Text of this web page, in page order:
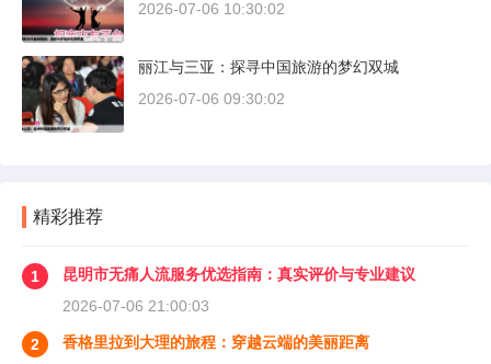
2026-07-06 10:30:02
丽江与三亚：探寻中国旅游的梦幻双城
2026-07-06 09:30:02
精彩推荐
1
昆明市无痛人流服务优选指南：真实评价与专业建议
2026-07-06 21:00:03
2
香格里拉到大理的旅程：穿越云端的美丽距离